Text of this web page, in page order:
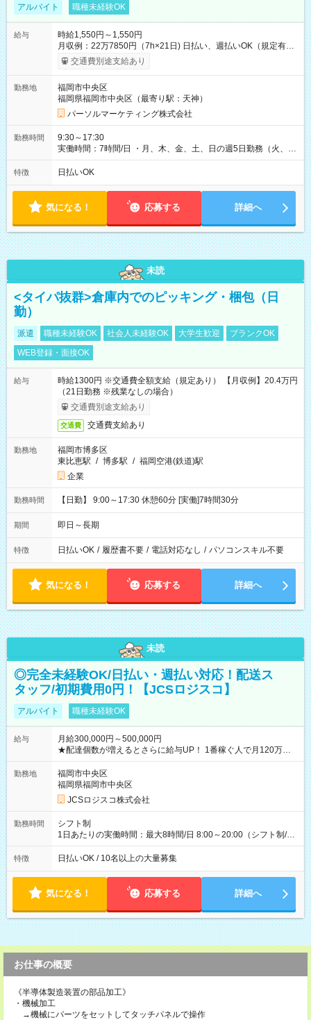
アルバイト 職種未経験OK
給与
時給1,550円～1,550円
月収例：22万7850円（7h×21日) 日払い、週払いOK（規定有
り） 【試用期間】試用期間なし
交通費別途支給あり
勤務地
福岡市中央区
福岡県福岡市中央区（最寄り駅：天神）
パーソルマーケティング株式会社
勤務時間
9:30～17:30
実働時間：7時間/日 ・月、木、金、土、日の週5日勤務（火、水
は固定休です／GW、お盆、年末年始等、長期休暇有り！） ・
ワンシフト！ ・残業ほぼナシ（0～5h/月）
特徴 日払いOK
気になる！ 応募する 詳細へ
未読
<タイパ抜群>倉庫内でのピッキング・梱包（日
勤）
派遣 職種未経験OK 社会人未経験OK 大学生歓迎
ブランクOK
WEB登録・面接OK
給与
時給1300円 ※交通費全額支給（規定あり） 【月収例】20.4万円
（21日勤務 ※残業なしの場合）
交通費別途支給あり
交通費 交通費支給あり
勤務地
福岡市博多区
東比恵駅 / 博多駅 / 福岡空港(鉄道)駅
企業
勤務時間 【日勤】 9:00～17:30 休憩60分 [実働]7時間30分
期間 即日～長期
特徴 日払いOK / 履歴書不要 / 電話対応なし / パソコンスキル不要
気になる！ 応募する 詳細へ
未読
◎完全未経験OK/日払い・週払い対応！配送ス
タッフ/初期費用0円！【JCSロジスコ】
アルバイト 職種未経験OK
給与
月給300,000円～500,000円
★配達個数が増えるとさらに給与UP！ 1番稼ぐ人で月120万ほ
ど！ ・主要都市エリア 月収55万円／週5日稼働 月収65万~112
万円／週6日稼働 ・地方郊外エリア 月収40万円／週5日稼働 月
収40万円~50万円／週6日稼働 ＜モデルイメージ＞ ■月収50万
円 (27歳男性/江東区在住)※元建築関係 1日150個配達×25日勤務
(日休み) ■月収80万円(43歳男性/墨田区在住)※元営業 1日200個
勤務地
福岡市中央区
福岡県福岡市中央区
JCSロジスコ株式会社
勤務時間
シフト制
1日あたりの実働時間：最大8時間/日 8:00～20:00（シフト制/実
働8時間） ※週5日勤務（場所次第では週4も有り） ※配達状況
によって時間外での勤務可能性有り ※案件により多少の前後あ
特徴 日払いOK / 10名以上の大量募集
気になる！ 応募する 詳細へ
お仕事の概要
《半導体製造装置の部品加工》
・機械加工
→機械にパーツをセットしてタッチパネルで操作